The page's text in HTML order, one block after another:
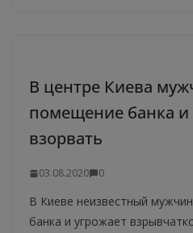
В центре Киева
помещение банка и
взорвать
03.08.2020 0
В Киеве неизвестный
банка и угрожает